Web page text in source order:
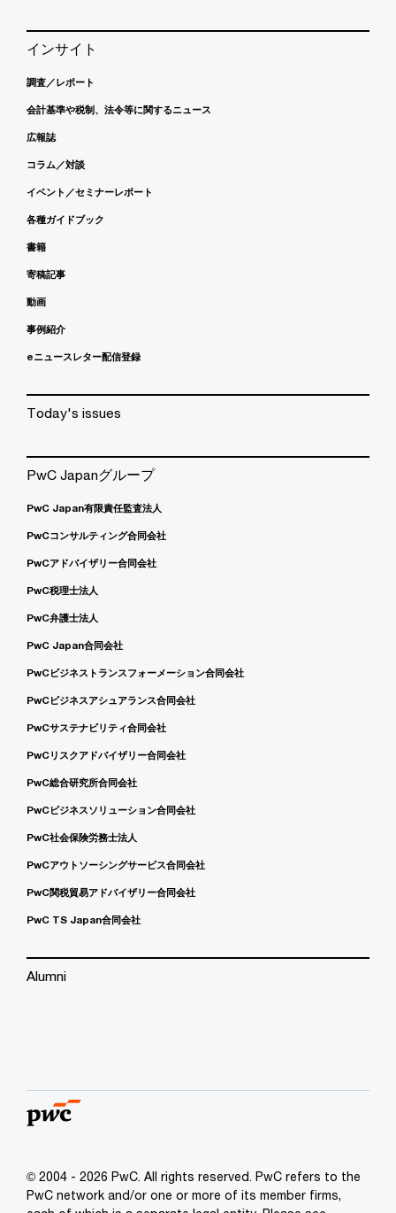
インサイト
調査／レポート
会計基準や税制、法令等に関するニュース
広報誌
コラム／対談
イベント／セミナーレポート
各種ガイドブック
書籍
寄稿記事
動画
事例紹介
eニュースレター配信登録
Today's issues
PwC Japanグループ
PwC Japan有限責任監査法人
PwCコンサルティング合同会社
PwCアドバイザリー合同会社
PwC税理士法人
PwC弁護士法人
PwC Japan合同会社
PwCビジネストランスフォーメーション合同会社
PwCビジネスアシュアランス合同会社
PwCサステナビリティ合同会社
PwCリスクアドバイザリー合同会社
PwC総合研究所合同会社
PwCビジネスソリューション合同会社
PwC社会保険労務士法人
PwCアウトソーシングサービス合同会社
PwC関税貿易アドバイザリー合同会社
PwC TS Japan合同会社
Alumni
© 2004 - 2026 PwC. All rights reserved. PwC refers to the
PwC network and/or one or more of its member firms,